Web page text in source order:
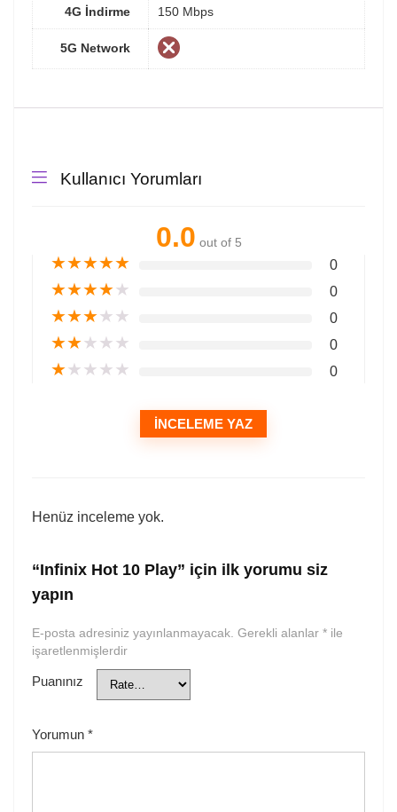
4G İndirme 150 Mbps
5G Network
Kullanıcı Yorumları
0.0 out of 5
★★★★★ 0
★★★★★ 0
★★★★★ 0
★★★★★ 0
★★★★★ 0
İNCELEME YAZ
Henüz inceleme yok.
“Infinix Hot 10 Play” için ilk yorumu siz
yapın
E-posta adresiniz yayınlanmayacak. Gerekli alanlar * ile
işaretlenmişlerdir
Puanınız
Yorumun *